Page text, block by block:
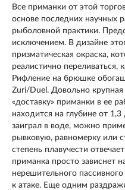
Все приманки от этой
основе последних научных
рыболовной практики.
исключением. В дизайне
призматическая окраска,
реалистично переливаться,
Рифление на брюшке
Zuri/Duel. Довольно крупная
«доставку» приманки в ее
находится на глубине от
заиграл в воде, можно
рывковую, равномерку или
степень плавучести
приманка просто зависнет
нерешительного
к атаке. Еще одним